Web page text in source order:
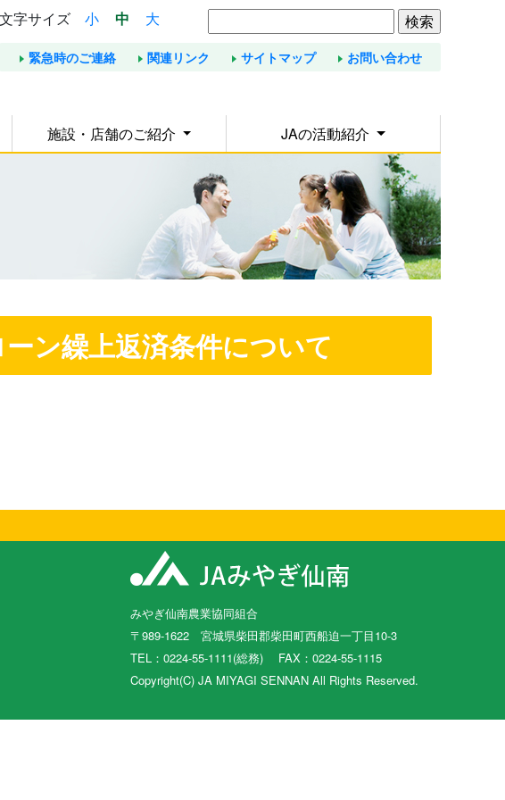
文字サイズ 小 中 大
緊急時のご連絡 関連リンク サイトマップ お問い合わせ
施設・店舗のご紹介 JAの活動紹介
ン繰上返済条件について
みやぎ仙南農業協同組合
〒989-1622 宮城県柴田郡柴田町西船迫一丁目10-3
TEL：0224-55-1111(総務) FAX：0224-55-1115
Copyright(C) JA MIYAGI SENNAN All Rights Reserved.